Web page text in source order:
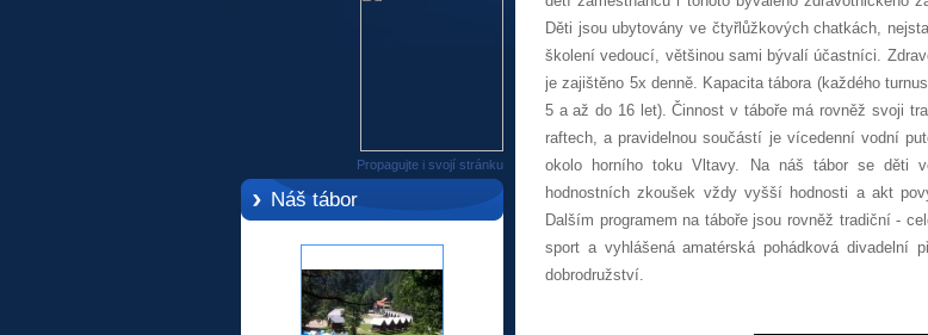
Propagujte i svojí stránku
Náš tábor
Děti jsou ubytovány ve čtyřlůžkových chatkách,
školení vedoucí, většinou sami bývalí účastníci.
je zajištěno 5x denně. Kapacita tábora (každého
5 a až do 16 let). Činnost v táboře má rovněž svoji
raftech, a pravidelnou součástí je vícedenní vodní
okolo horního toku Vltavy. Na náš tábor se děti
hodnostních zkoušek vždy vyšší hodnosti a akt
Dalším programem na táboře jsou rovněž tradiční -
sport a vyhlášená amatérská pohádková divadelní
dobrodružství.